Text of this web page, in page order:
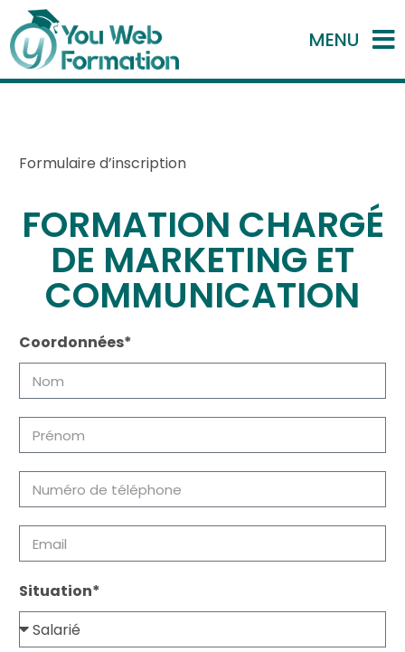
MENU
Formulaire d’inscription
FORMATION CHARGÉ
DE MARKETING ET
COMMUNICATION
Coordonnées*
Situation*